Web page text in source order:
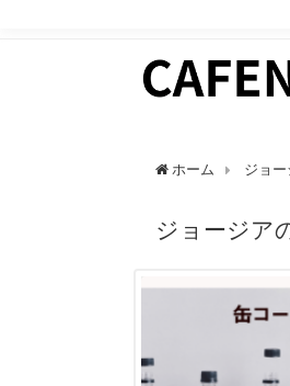
ホーム ジョー
ジョージア